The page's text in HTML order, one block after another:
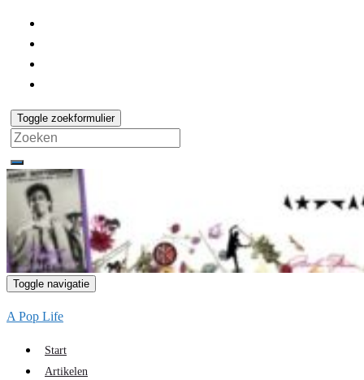
Toggle zoekformulier
Search
for:
Toggle navigatie
A Pop Life
Start
Artikelen